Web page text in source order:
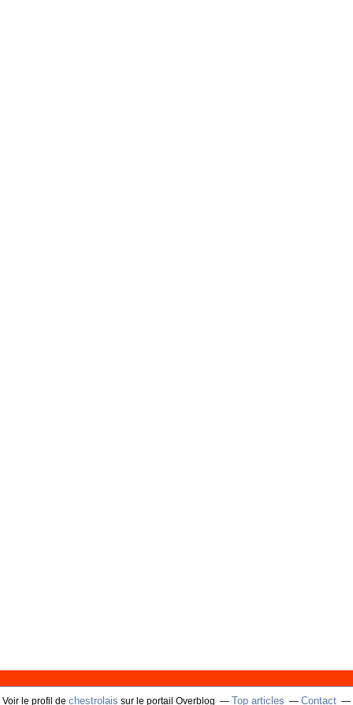
Voir le profil de chestrolais sur le portail Overblog Top articles Contact